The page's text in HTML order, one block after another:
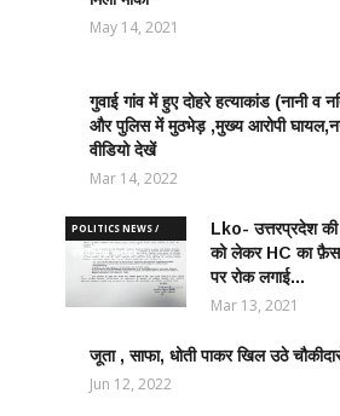
शिक्षा जगत
May 14, 2021
CRIME
NEWS
आपराधिक
गुवाई गांव में हुए दोहरे हत्याकांड (नानी व
और पुलिस में मुठभेड़ ,मुख्य आरोपी
वीडियो देखें
Mar 14, 2022
POLITICS NEWS /
राजनीतिक समाचार
Lko- उत्तरप्रदेश
को लेकर HC का
पर रोक लगाई...
Mar 13, 2021
LATEST
NEWS /
जूता , साफा, धोती पाकर खिल उठे
Jun 12, 2022